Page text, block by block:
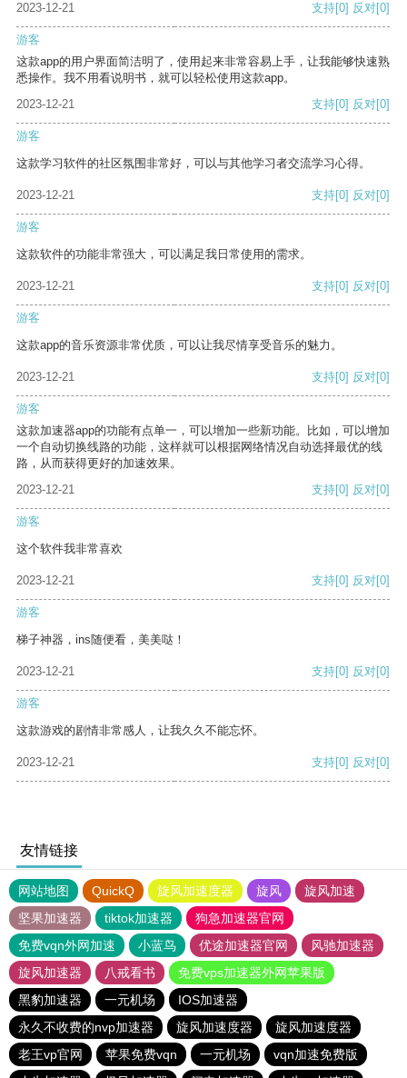
2023-12-21 支持[0] 反对[0]
游客
这款app的用户界面简洁明了，使用起来非常容易上手，让我能够快速熟
悉操作。我不用看说明书，就可以轻松使用这款app。
2023-12-21
支持[0] 反对[0]
游客
这款学习软件的社区氛围非常好，可以与其他学习者交流学习心得。
2023-12-21 支持[0] 反对[0]
游客
这款软件的功能非常强大，可以满足我日常使用的需求。
2023-12-21 支持[0] 反对[0]
游客
这款app的音乐资源非常优质，可以让我尽情享受音乐的魅力。
2023-12-21 支持[0] 反对[0]
游客
这款加速器app的功能有点单一，可以增加一些新功能。比如，可以增加
一个自动切换线路的功能，这样就可以根据网络情况自动选择最优的线
路，从而获得更好的加速效果。
2023-12-21
支持[0] 反对[0]
游客
这个软件我非常喜欢
2023-12-21 支持[0] 反对[0]
游客
梯子神器，ins随便看，美美哒！
2023-12-21 支持[0] 反对[0]
游客
这款游戏的剧情非常感人，让我久久不能忘怀。
2023-12-21 支持[0] 反对[0]
友情链接
网站地图 QuickQ 旋风加速度器 旋风
旋风加速
坚果加速器
tiktok加速器
狗急加速器官网
免费vqn外网加速
小蓝鸟 优途加速器官网
风驰加速器
旋风加速器
八戒看书
免费vps加速器外网苹果版
黑豹加速器
一元机场
IOS加速器
永久不收费的nvp加速器
旋风加速度器
旋风加速度器
老王vp官网
苹果免费vqn 一元机场
vqn加速免费版